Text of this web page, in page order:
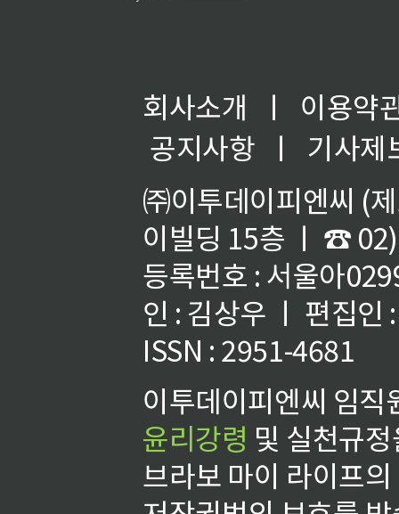
회사소개 ㅣ
이용약
공지사항
ㅣ
기사제
㈜이투데이피엔씨 (
이빌딩 15층 ㅣ ☎
등록번호 : 서울아
인 : 김상우 ㅣ 편집인
ISSN : 2951-4681
이투데이피엔씨 임
윤리강령 및 실천규
브라보 마이 라이프